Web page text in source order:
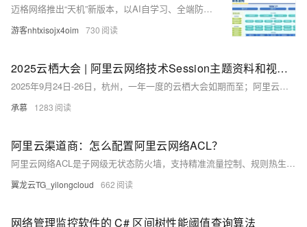
迈格网络推出“天机”新版本，以AI自学习、全端防护、主动安全三大核心能力，重构网络安全防线。融合AI引擎与DeepSeek-R1模型，实现威胁预测、零日防御、自动化响应，覆盖Web、APP、小程序全场景，助力企业从被动防御迈向主动免疫，护航数字化转型。
游客nhtxisojx4oim 730
2025云栖大会 | 阿里云网络技术Session主题资料和视频回放归档
2025年9月24日-26日，杭州，一年一度的云栖大会如期而至；阿里云飞天洛神云网络作为阿里云计算的连接底座，是飞天云操作系统的核心组件，致力于为上云企业提供高可靠、高性能、高弹性、智能的连接服务。本次云栖，云网络产品线也带来全系列产品升级，以及创新技术重磅解读，围绕增强确定性、提效自动化、深耕智能化和敏捷全球化带来技术、产品和服务升级，以及全新的云网络产品生态合作计划发布。
承慕 1283
阿里云渠道商：怎么配置阿里云网络ACL？
阿里云网络ACL是子网级无状态防火墙，支持精准流量控制、规则热生效且免费使用。本文详解5步配置流程，助您实现Web与数据库层的安全隔离，提升云上网络安全。
翼龙云TG_yilongcloud 662
网络管理监控软件的 C# 区间树性能阈值查询算法